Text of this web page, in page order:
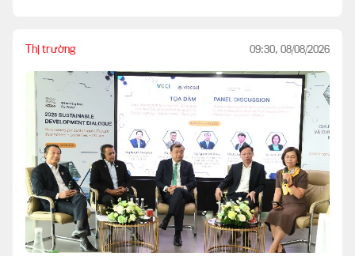
Thị trường 09:30, 08/08/2026